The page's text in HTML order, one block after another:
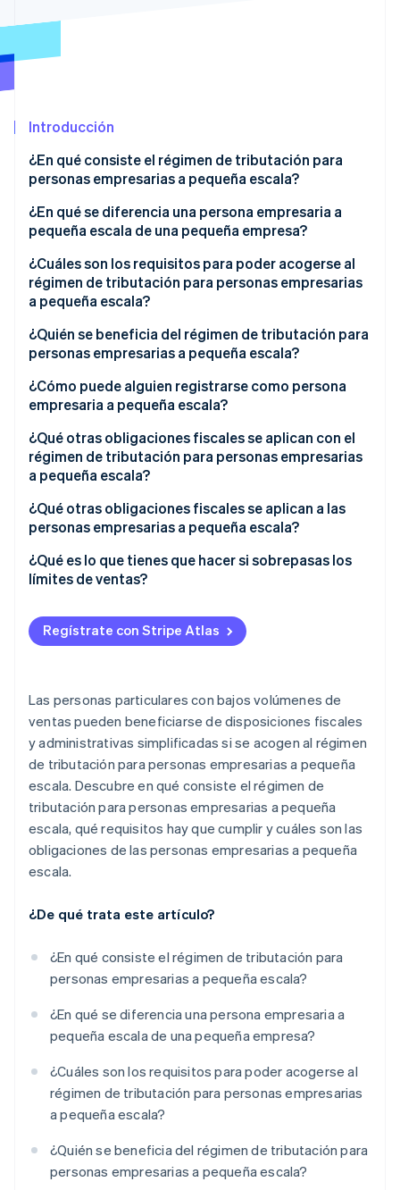
Radar
Eliminación de dióxido de carbono
Identity
Verificación de identidad en línea
Stripe Sessions 2026
Descubre cómo Stripe está construyendo la
para la IA.
Introducción
¿En qué consiste el régimen de tributación para
personas empresarias a pequeña escala?
¿En qué se diferencia una persona empresaria a
pequeña escala de una pequeña empresa?
¿Cuáles son los requisitos para poder acogerse al
régimen de tributación para personas empresarias
a pequeña escala?
¿Quién se beneficia del régimen de tributación para
personas empresarias a pequeña escala?
¿Cómo puede alguien registrarse como persona
empresaria a pequeña escala?
¿Qué otras obligaciones fiscales se aplican con el
régimen de tributación para personas empresarias
a pequeña escala?
Impuesto sobre la renta
Impuesto comercial
IVA
¿Qué otras obligaciones fiscales se aplican a las
personas empresarias a pequeña escala?
Período de conservación
Identificación preceptiva en las facturas
¿Qué es lo que tienes que hacer si sobrepasas los
límites de ventas?
Notificárselo por escrito a la oficina fiscal
Cobrar el IVA
Regístrate con Stripe Atlas
Las personas particulares con bajos volúmenes de
ventas pueden beneficiarse de disposiciones fiscales
y administrativas simplificadas si se acogen al régimen
de tributación para personas empresarias a pequeña
escala. Descubre en qué consiste el régimen de
tributación para personas empresarias a pequeña
escala, qué requisitos hay que cumplir y cuáles son las
obligaciones de las personas empresarias a pequeña
escala.
¿De qué trata este artículo?
¿En qué consiste el régimen de tributación para
personas empresarias a pequeña escala?
¿En qué se diferencia una persona empresaria a
pequeña escala de una pequeña empresa?
¿Cuáles son los requisitos para poder acogerse al
régimen de tributación para personas empresarias
a pequeña escala?
¿Quién se beneficia del régimen de tributación para
personas empresarias a pequeña escala?